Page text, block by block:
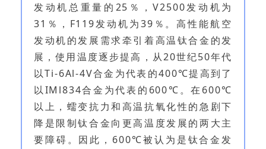
发动机总重量的25％，V2500发动机为
31％，F119发动机为39％。高性能航空
发动机的发展需求牵引着高温钛合金的发
展，使用温度逐步提高，从20世纪50年代
以Ti-6Al-4V合金为代表的400℃提高到了
以IMl834合金为代表的600℃。在600℃
以上，蠕变抗力和高温抗氧化性的急剧下
降是限制钛合金向更高温度发展的两大主
要障碍。因此，600℃被认为是钛合金发